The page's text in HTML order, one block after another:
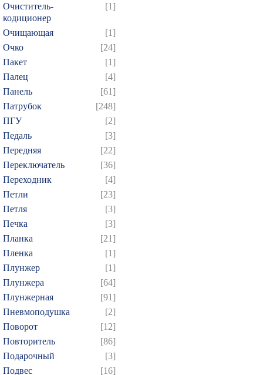
Очиститель-
кодиционер
[1]
Очищающая
[1]
Очко
[24]
Пакет
[1]
Палец
[4]
Панель
[61]
Патрубок
[248]
ПГУ
[2]
Педаль
[3]
Передняя
[22]
Переключатель
[36]
Переходник
[4]
Петли
[23]
Петля
[3]
Печка
[3]
Планка
[21]
Пленка
[1]
Плунжер
[1]
Плунжера
[64]
Плунжерная
[91]
Пневмоподушка
[2]
Поворот
[12]
Повторитель
[86]
Подарочный
[3]
Подвес
[16]